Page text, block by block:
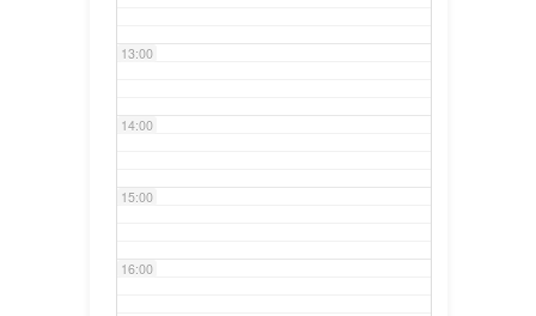
13:00
14:00
15:00
16:00